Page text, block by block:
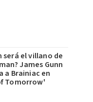
será el villano de
James Gunn
a Brainiac en
Tomorrow'